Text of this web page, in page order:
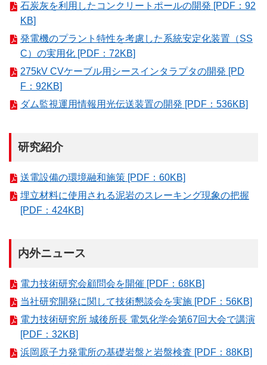
石炭灰を利用したコンクリートポールの開発 [PDF：92
KB]
発電機のプラント特性を考慮した系統安定化装置（SS
C）の実用化 [PDF：72KB]
275kV CVケーブル用シースインタラプタの開発 [PD
F：92KB]
ダム監視運用情報用光伝送装置の開発 [PDF：536KB]
研究紹介
送電設備の環境融和施策 [PDF：60KB]
埋立材料に使用される泥岩のスレーキング現象の把握
[PDF：424KB]
内外ニュース
電力技術研究会顧問会を開催 [PDF：68KB]
当社研究開発に関して技術懇談会を実施 [PDF：56KB]
電力技術研究所 城後所長 電気化学会第67回大会で講演
[PDF：32KB]
浜岡原子力発電所の基礎岩盤と岩盤検査 [PDF：88KB]